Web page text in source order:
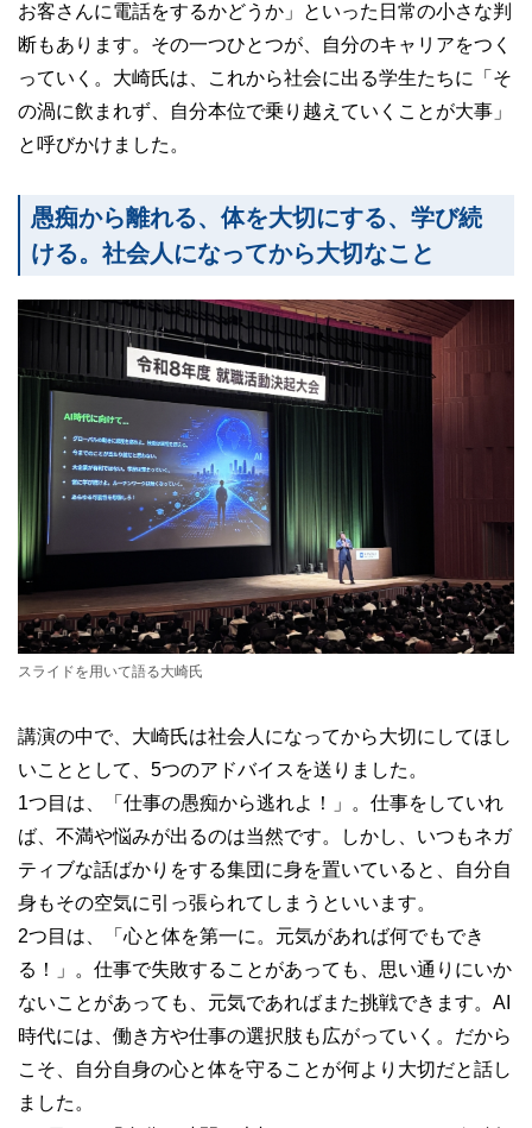
お客さんに電話をするかどうか」といった日常の小さな判
断もあります。その一つひとつが、自分のキャリアをつく
っていく。大崎氏は、これから社会に出る学生たちに「そ
の渦に飲まれず、自分本位で乗り越えていくことが大事」
と呼びかけました。
愚痴から離れる、体を大切にする、学び続
ける。社会人になってから大切なこと
スライドを用いて語る大崎氏
講演の中で、大崎氏は社会人になってから大切にしてほし
いこととして、5つのアドバイスを送りました。
1つ目は、「仕事の愚痴から逃れよ！」。仕事をしていれ
ば、不満や悩みが出るのは当然です。しかし、いつもネガ
ティブな話ばかりをする集団に身を置いていると、自分自
身もその空気に引っ張られてしまうといいます。
2つ目は、「心と体を第一に。元気があれば何でもでき
る！」。仕事で失敗することがあっても、思い通りにいか
ないことがあっても、元気であればまた挑戦できます。AI
時代には、働き方や仕事の選択肢も広がっていく。だから
こそ、自分自身の心と体を守ることが何より大切だと話し
ました。